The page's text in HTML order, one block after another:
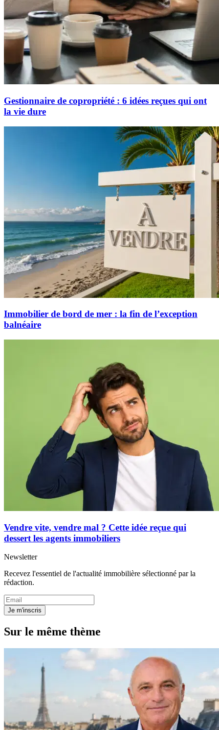
Gestionnaire de copropriété : 6 idées reçues qui ont
la vie dure
Immobilier de bord de mer : la fin de l’exception
balnéaire
Vendre vite, vendre mal ? Cette idée reçue qui
dessert les agents immobiliers
Newsletter
Recevez l'essentiel de l'actualité immobilière sélectionné par la
rédaction.
Je m'inscris
Sur le même thème